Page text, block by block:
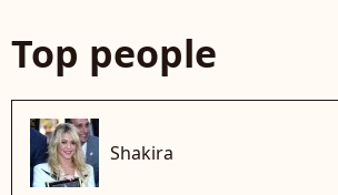
Top people
Shakira